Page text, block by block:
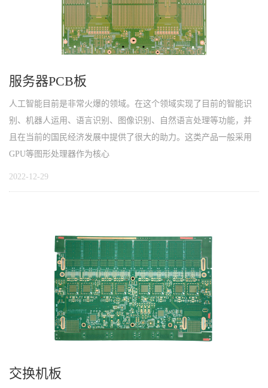
服务器PCB板
人工智能目前是非常火爆的领域。在这个领域实现了目前的智能识
别、机器人运用、语言识别、图像识别、自然语言处理等功能，并
且在当前的国民经济发展中提供了很大的助力。这类产品一般采用
GPU等图形处理器作为核心
2022-12-29
交换机板